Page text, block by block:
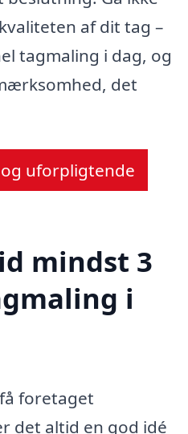
af dit tag –
tagmaling i dag, og
det
uforpligtende
mindst 3
i
foretaget
det altid en god idé